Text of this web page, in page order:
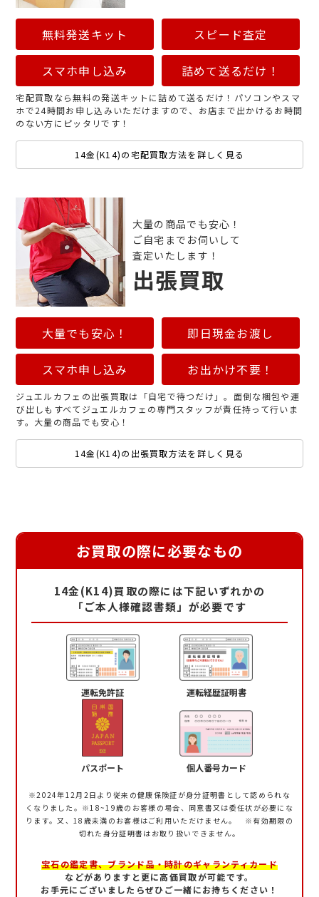
無料発送キット スピード査定
スマホ申し込み 詰めて送るだけ！
宅配買取なら無料の発送キットに詰めて送るだけ！パソコンやスマ
ホで24時間お申し込みいただけますので、お店まで出かけるお時間
のない方にピッタリです！
14金(K14)の宅配買取方法を詳しく見る
大量の商品でも安心！
ご自宅までお伺いして
査定いたします！
出張買取
大量でも安心！ 即日現金お渡し
スマホ申し込み お出かけ不要！
ジュエルカフェの出張買取は「自宅で待つだけ」。面倒な梱包や運
び出しもすべてジュエルカフェの専門スタッフが責任持って行いま
す。大量の商品でも安心！
14金(K14)の出張買取方法を詳しく見る
お買取の際に必要なもの
14金(K14)買取の際には下記いずれかの
「ご本人様確認書類」が必要です
運転免許証 運転経歴証明書
パスポート 個人番号カード
※2024年12月2日より従来の健康保険証が身分証明書として認められな
くなりました。 ※18~19歳のお客様の場合、同意書又は委任状が必要にな
ります。又、18歳未満のお客様はご利用いただけません。 ※有効期限の
切れた身分証明書はお取り扱いできません。
宝石の鑑定書、ブランド品・時計のギャランティカード
などがありますと更に高価買取が可能です。
お手元にございましたらぜひご一緒にお持ちください！